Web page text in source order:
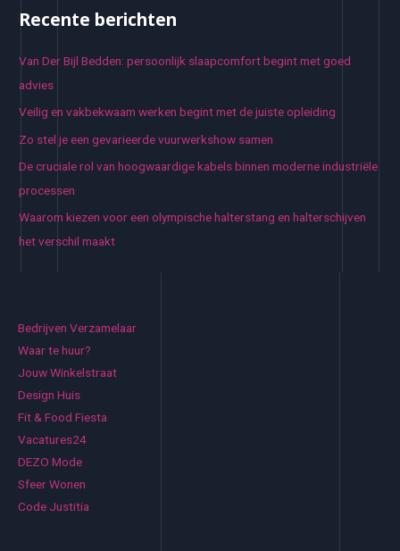
Recente berichten
Van Der Bijl Bedden: persoonlijk slaapcomfort begint met goed
advies
Veilig en vakbekwaam werken begint met de juiste opleiding
Zo stel je een gevarieerde vuurwerkshow samen
De cruciale rol van hoogwaardige kabels binnen moderne industriële
processen
Waarom kiezen voor een olympische halterstang en halterschijven
het verschil maakt
Bedrijven Verzamelaar
Waar te huur?
Jouw Winkelstraat
Design Huis
Fit & Food Fiesta
Vacatures24
DEZO Mode
Sfeer Wonen
Code Justitia